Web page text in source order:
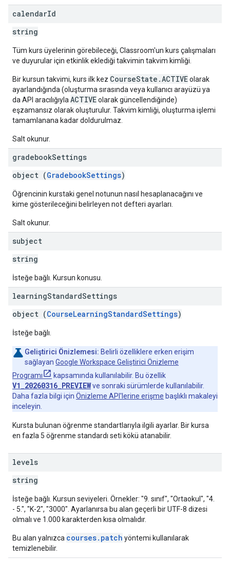
calendarId
string
Tüm kurs üyelerinin görebileceği, Classroom'un kurs çalışmaları
ve duyurular için etkinlik eklediği takvimin takvim kimliği.
Bir kursun takvimi, kurs ilk kez CourseState.ACTIVEolarak
ayarlandığında (oluşturma sırasında veya kullanıcı arayüzü ya
da API aracılığıyla ACTIVEolarak güncellendiğinde)
eşzamansız olarak oluşturulur. Takvim kimliği, oluşturma işlemi
tamamlanana kadar doldurulmaz.
Salt okunur.
gradebookSettings
object (GradebookSettings)
Öğrencinin kurstaki genel notunun nasıl hesaplanacağını ve
kime gösterileceğini belirleyen not defteri ayarları.
Salt okunur.
subject
string
İsteğe bağlı. Kursun konusu.
learningStandardSettings
object (CourseLearningStandardSettings)
İsteğe bağlı.
Geliştirici Önizlemesi: Belirli özelliklere erken erişim
sağlayan Google Workspace Geliştirici Önizleme
Programı
kapsamında kullanılabilir. Bu özellik
V1_20260316_PREVIEWve sonraki sürümlerde kullanılabilir.
Daha fazla bilgi için Önizleme API'lerine erişme başlıklı makaleyi
inceleyin.
Kursta bulunan öğrenme standartlarıyla ilgili ayarlar. Bir kursa
en fazla 5 öğrenme standardı seti kökü atanabilir.
levels
string
İsteğe bağlı. Kursun seviyeleri. Örnekler: "9. sınıf", "Ortaokul", "4.
- 5.", "K-2", "3000". Ayarlanırsa bu alan geçerli bir UTF-8 dizesi
olmalı ve 1.000 karakterden kısa olmalıdır.
Bu alan yalnızca courses.patch yöntemi kullanılarak
temizlenebilir.